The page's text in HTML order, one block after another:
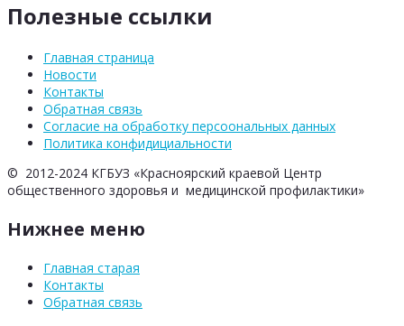
Полезные ссылки
Главная страница
Новости
Контакты
Обратная связь
Согласие на обработку персоональных данных
Политика конфидициальности
© 2012-2024 КГБУЗ «Красноярский краевой Центр
общественного здоровья и медицинской профилактики»
Нижнее меню
Главная старая
Контакты
Обратная связь